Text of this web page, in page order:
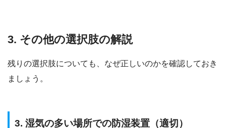
3. その他の選択肢の解説
残りの選択肢についても、なぜ正しいのかを確認しておき
ましょう。
3. 湿気の多い場所での防湿装置（適切）